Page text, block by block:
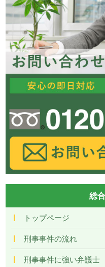
総
トップページ
刑事事件の流れ
刑事事件に強い弁護士